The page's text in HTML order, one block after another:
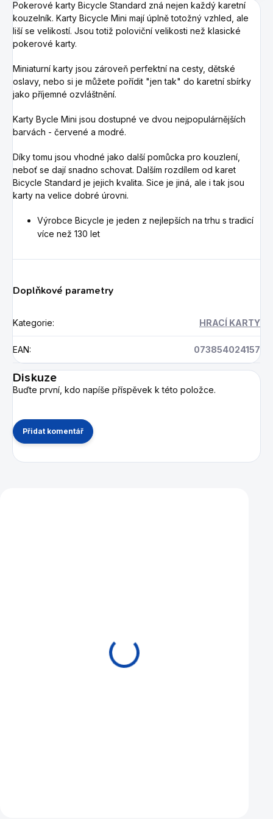
Pokerové karty Bicycle Standard zná nejen každý karetní
kouzelník. Karty Bicycle Mini mají úplně totožný vzhled, ale
liší se velikostí. Jsou totiž poloviční velikosti než klasické
pokerové karty.
Miniaturní karty jsou zároveň perfektní na cesty, dětské
oslavy, nebo si je můžete pořídit "jen tak" do karetní sbírky
jako příjemné ozvláštnění.
Karty Bycle Mini jsou dostupné ve dvou nejpopulárnějších
barvách - červené a modré.
Díky tomu jsou vhodné jako další pomůcka pro kouzlení,
neboť se dají snadno schovat. Dalším rozdílem od karet
Bicycle Standard je jejich kvalita. Sice je jiná, ale i tak jsou
karty na velice dobré úrovni.
Výrobce Bicycle je jeden z nejlepších na trhu s tradicí
více než 130 let
Doplňkové parametry
Kategorie: HRACÍ KARTY
EAN: 073854024157
Diskuze
Buďte první, kdo napíše příspěvek k této položce.
Přidat komentář